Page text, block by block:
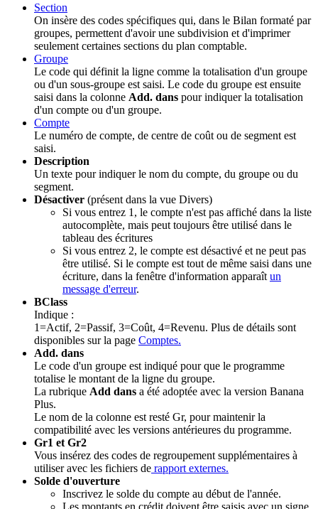
Section
On insère des codes spécifiques qui, dans le Bilan formaté par
groupes, permettent d'avoir une subdivision et d'imprimer
seulement certaines sections du plan comptable.
Groupe
Le code qui définit la ligne comme la totalisation d'un groupe
ou d'un sous-groupe est saisi. Le code du groupe est ensuite
saisi dans la colonne Add. dans pour indiquer la totalisation
d'un compte ou d'un groupe.
Compte
Le numéro de compte, de centre de coût ou de segment est
saisi.
Description
Un texte pour indiquer le nom du compte, du groupe ou du
segment.
Désactiver (présent dans la vue Divers)
Si vous entrez 1, le compte n'est pas affiché dans la liste
autocomplète, mais peut toujours être utilisé dans le
tableau des écritures
Si vous entrez 2, le compte est désactivé et ne peut pas
être utilisé. Si le compte est tout de même saisi dans une
écriture, dans la fenêtre d'information apparaît un
message d'erreur.
BClass
Indique :
1=Actif, 2=Passif, 3=Coût, 4=Revenu. Plus de détails sont
disponibles sur la page Comptes.
Add. dans
Le code d'un groupe est indiqué pour que le programme
totalise le montant de la ligne du groupe.
La rubrique Add dans a été adoptée avec la version Banana
Plus.
Le nom de la colonne est resté Gr, pour maintenir la
compatibilité avec les versions antérieures du programme.
Gr1 et Gr2
Vous insérez des codes de regroupement supplémentaires à
utiliser avec les fichiers de rapport externes.
Solde d'ouverture
Inscrivez le solde du compte au début de l'année.
Les montants en crédit doivent être saisis avec un signe